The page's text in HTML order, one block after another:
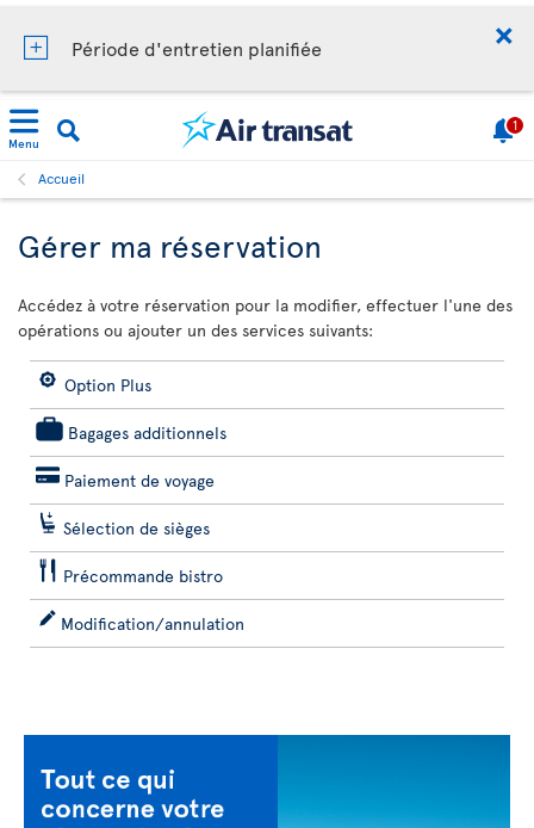
Période d'entretien planifiée
Menu
1
Accueil
Gérer ma réservation
Accédez à votre réservation pour la modifier, effectuer l'une des
opérations ou ajouter un des services suivants:
Option Plus
Bagages additionnels
Paiement de voyage
Sélection de sièges
Précommande bistro
Modification/annulation